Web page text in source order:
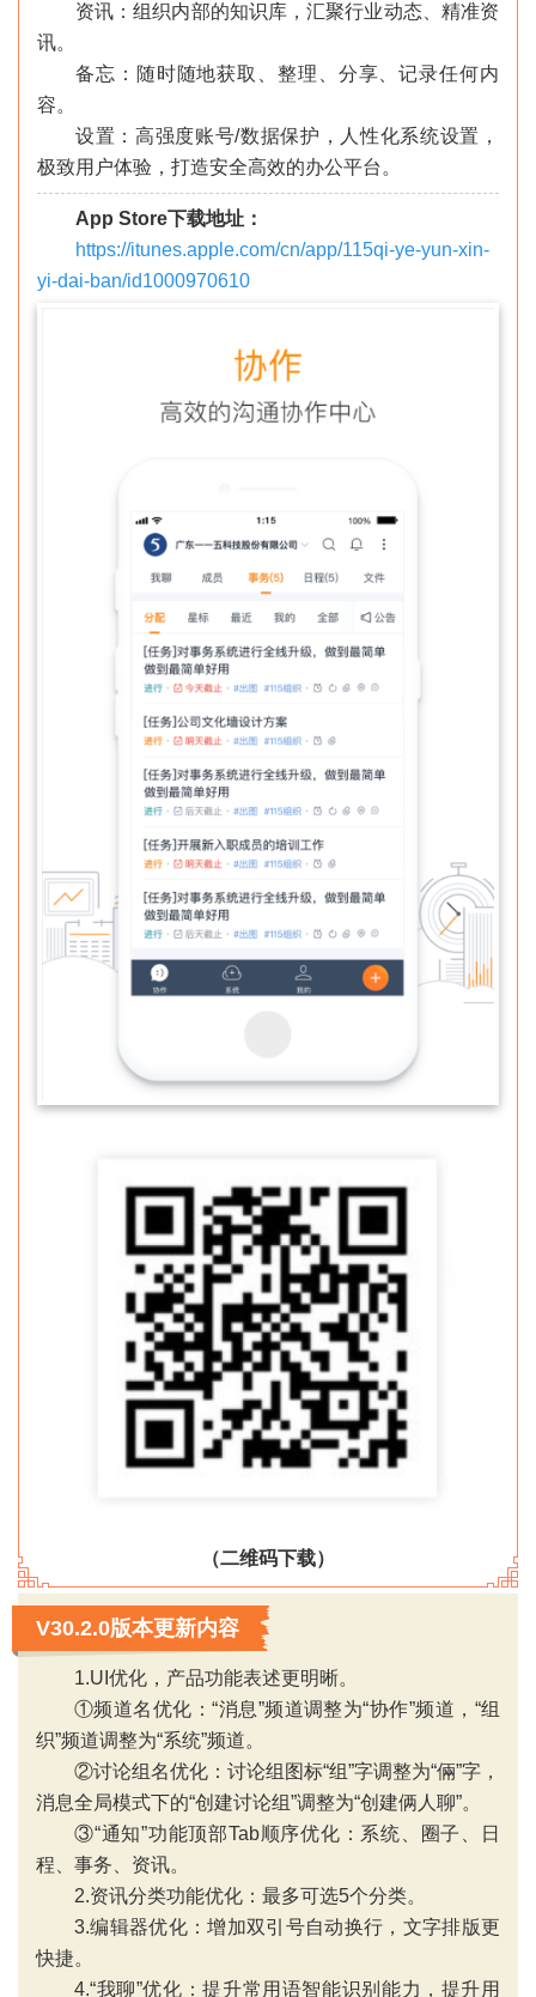
资讯：组织内部的知识库，汇聚行业动态、精准资
讯。
备忘：随时随地获取、整理、分享、记录任何内
容。
设置：高强度账号/数据保护，人性化系统设置，
极致用户体验，打造安全高效的办公平台。
App Store下载地址：
https://itunes.apple.com/cn/app/115qi-ye-yun-xin-
yi-dai-ban/id1000970610
（二维码下载）
›
V30.2.0版本更新内容
1.UI优化，产品功能表述更明晰。
①频道名优化：“消息”频道调整为“协作”频道，“组
织”频道调整为“系统”频道。
②讨论组名优化：讨论组图标“组”字调整为“倆”字，
消息全局模式下的“创建讨论组”调整为“创建俩人聊”。
③“通知”功能顶部Tab顺序优化：系统、圈子、日
程、事务、资讯。
2.资讯分类功能优化：最多可选5个分类。
3.编辑器优化：增加双引号自动换行，文字排版更
快捷。
4.“我聊”优化：提升常用语智能识别能力，提升用